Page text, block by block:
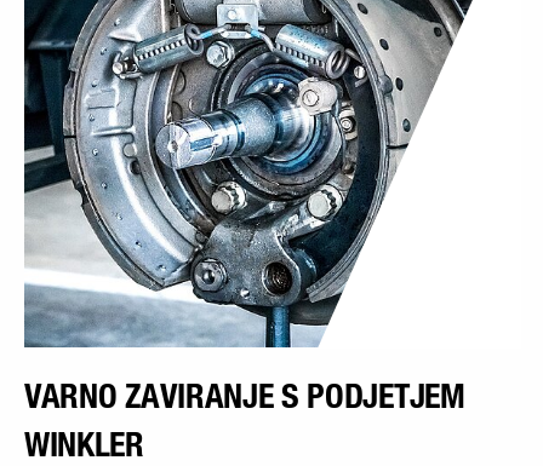
VARNO ZAVIRANJE S PODJETJEM
WINKLER